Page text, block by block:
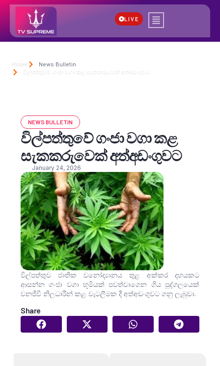
LIVE
Home
News Bulletin
විල්පත්තුවේ ගංජා වගා කළ සැකකරුවෙක් අත්අඩංගුවට
NEWS BULLETIN
විල්පත්තුවේ ගංජා වගා කළ
සැකකරුවෙක් අත්අඩංගුවට
January 24, 2026
විල්පත්තුව ජාතික වනෝද්‍යානය තුළ අක්කර දහයකට
ආසන්න ගංජා වගා භූමියක් පවත්වාගෙන ගිය පුද්ගලයෙක්
වනජීවී නිලධාරීන් කළ වැටලීමක දී අත්අඩංගුවට ගනු ලැබුවා.
Share